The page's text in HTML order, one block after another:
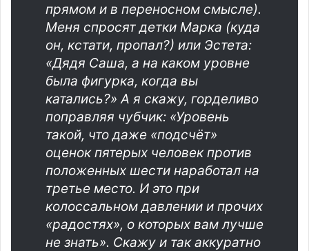
прямом и в переносном смысле).
Меня спросят детки Марка (куда
он, кстати, пропал?) или Эстета:
«Дядя Саша, а на каком уровне
была фигурка, когда вы
катались?» А я скажу, горделиво
поправляя чубчик: «Уровень
такой, что даже «подсчёт»
оценок пятерых человек против
положенных шести наработал на
третье место. И это при
колоссальном давлении и прочих
«радостях», о которых вам лучше
не знать». Скажу и так аккуратно